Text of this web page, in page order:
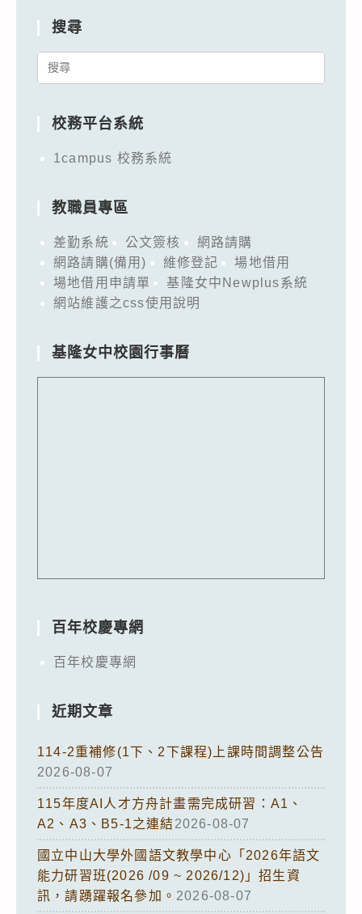
搜尋
Search
校務平台系統
1campus 校務系統
教職員專區
差勤系統 公文簽核
網路請購
網路請購(備用)
維修登記
場地借用
場地借用申請單
基隆女中Newplus系統
網站維護之css使用說明
基隆女中校園行事曆
百年校慶專網
百年校慶專網
近期文章
114-2重補修(1下、2下課程)上課時間調整公告
2026-08-07
115年度AI人才方舟計畫需完成研習：A1、
A2、A3、B5-1之連結2026-08-07
國立中山大學外國語文教學中心「2026年語文
能力研習班(2026 /09 ~ 2026/12)」招生資
訊，請踴躍報名參加。 2026-08-07